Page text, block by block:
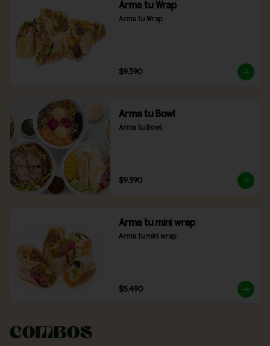
Arma tu Wrap
Arma tu Wrap
$9.390
Arma tu Bowl
Arma tu Bowl.
$9.390
Arma tu mini wrap
Arma tu mini wrap
$5.490
Combos